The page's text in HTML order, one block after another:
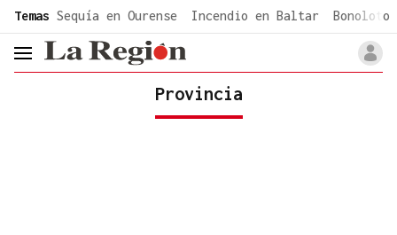
common.go-to-content
Temas Sequía en Ourense Incendio en Baltar Bonoloto
header.menu.open
Provincia